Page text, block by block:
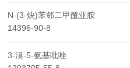
N-(3-炔)苯邻二甲酰亚胺
14396-90-8
3-溴-5-氨基吡唑